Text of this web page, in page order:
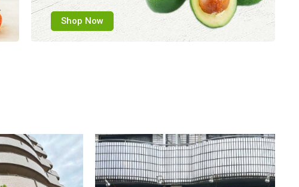
Shop Now